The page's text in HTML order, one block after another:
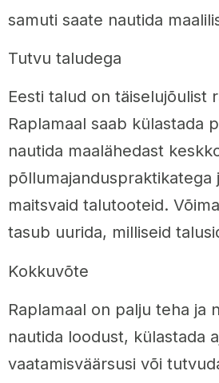
samuti saate nautida
Tutvu taludega
Eesti talud on täiselujõulist
Raplamaal saab külastada
nautida maalähedast
põllumajanduspraktikatega
maitsvaid talutooteid.
tasub uurida, milliseid
Kokkuvõte
Raplamaal on palju teha ja
nautida loodust, külastada
vaatamisväärsusi või